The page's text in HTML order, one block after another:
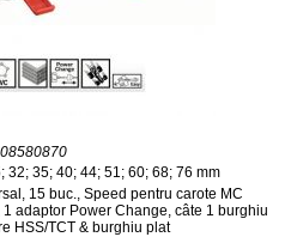
32; 35; 40; 44; 51; 60; 68; 76 mm
15 buc., Speed pentru carote MC
1 adaptor Power Change, câte 1 burghiu
HSS/TCT & burghiu plat